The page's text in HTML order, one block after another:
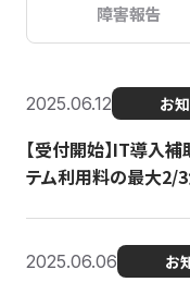
障害報告
2025.06.12 お
【受付開始】IT導入
テム利用料の最大2/
2025.06.06 お